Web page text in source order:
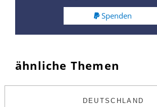
Spenden
ähnliche Themen
DEUTSCHLAND